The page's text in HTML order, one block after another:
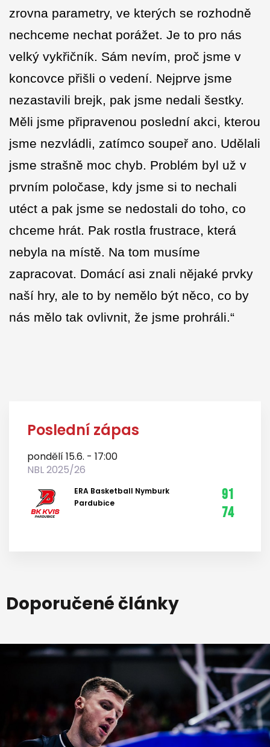
zrovna parametry, ve kterých se rozhodně
nechceme nechat porážet. Je to pro nás
velký vykřičník. Sám nevím, proč jsme v
koncovce přišli o vedení. Nejprve jsme
nezastavili brejk, pak jsme nedali šestky.
Měli jsme připravenou poslední akci, kterou
jsme nezvládli, zatímco soupeř ano. Udělali
jsme strašně moc chyb. Problém byl už v
prvním poločase, kdy jsme si to nechali
utéct a pak jsme se nedostali do toho, co
chceme hrát. Pak rostla frustrace, která
nebyla na místě. Na tom musíme
zapracovat. Domácí asi znali nějaké prvky
naší hry, ale to by nemělo být něco, co by
nás mělo tak ovlivnit, že jsme prohráli.“
Poslední zápas
pondělí 15.6. - 17:00
NBL 2025/26
ERA Basketball Nymburk
Pardubice
91
74
Doporučené články